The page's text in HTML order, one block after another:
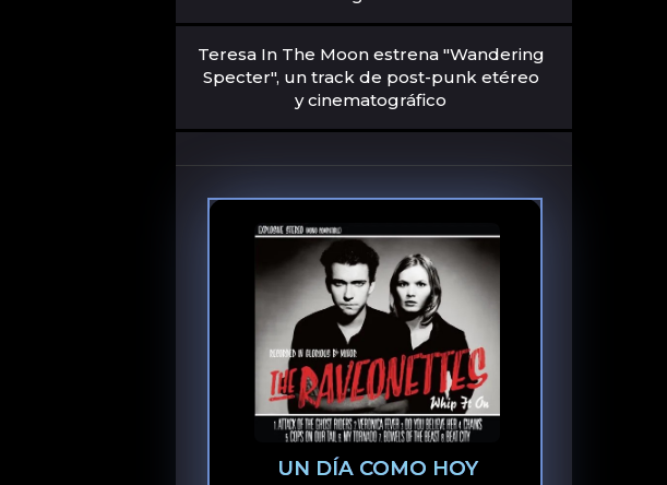
Teresa In The Moon estrena "Wandering
Specter", un track de post-punk etéreo
y cinematográfico
UN DÍA COMO HOY